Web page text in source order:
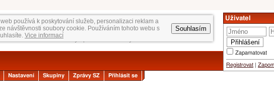
používá k poskytování služeb, personalizaci reklam a
návštěvnosti soubory cookie. Používáním tohoto webu s
Vice informací
Souhlasím
Uživatel
Zapamatovat
Registrovat
Nastavení Skupiny Zprávy SZ Přihlásit se